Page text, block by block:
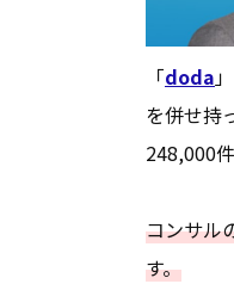
「doda
を併せ持
248,000
コンサル
す。